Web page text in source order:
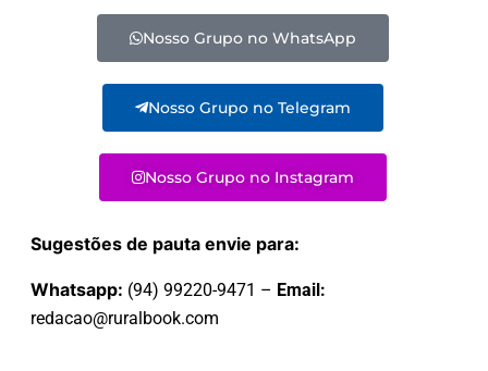
Nosso Grupo no WhatsApp
Nosso Grupo no Telegram
Nosso Grupo no Instagram
Sugestões de pauta envie para:
Whatsapp: (94) 99220-9471 – Email:
redacao@ruralbook.com